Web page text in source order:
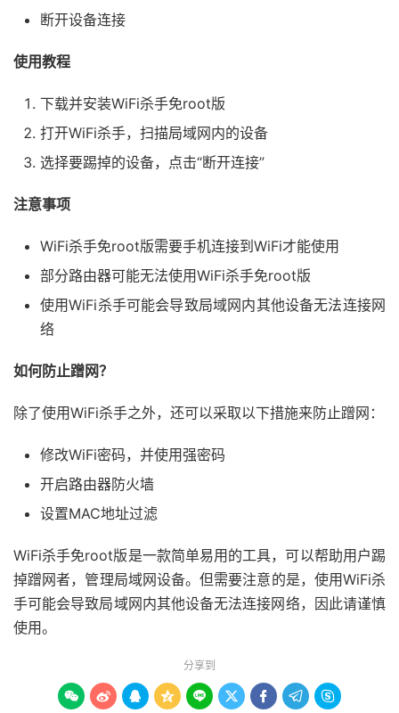
断开设备连接
使用教程
下载并安装WiFi杀手免root版
打开WiFi杀手，扫描局域网内的设备
选择要踢掉的设备，点击“断开连接”
注意事项
WiFi杀手免root版需要手机连接到WiFi才能使用
部分路由器可能无法使用WiFi杀手免root版
使用WiFi杀手可能会导致局域网内其他设备无法连接网
络
如何防止蹭网？
除了使用WiFi杀手之外，还可以采取以下措施来防止蹭网：
修改WiFi密码，并使用强密码
开启路由器防火墙
设置MAC地址过滤
WiFi杀手免root版是一款简单易用的工具，可以帮助用户踢
掉蹭网者，管理局域网设备。但需要注意的是，使用WiFi杀
手可能会导致局域网内其他设备无法连接网络，因此请谨慎
使用。
分享到
        